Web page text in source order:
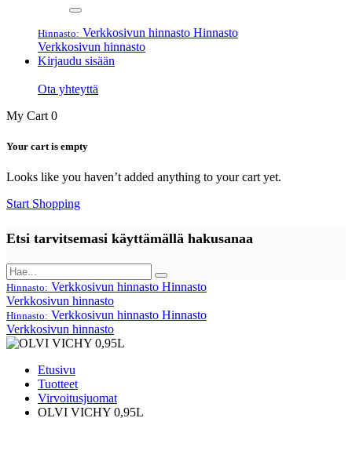
Hinnasto: Verkkosivun hinnasto Hinnasto
Verkkosivun hinnasto
Kirjaudu sisään
Ota yhteyttä
My Cart 0
Your cart is empty
Looks like you haven’t added anything to your cart yet.
Start Shopping
Etsi tarvitsemasi käyttämällä hakusanaa
Hinnasto: Verkkosivun hinnasto Hinnasto
Verkkosivun hinnasto
Hinnasto: Verkkosivun hinnasto Hinnasto
Verkkosivun hinnasto
Etusivu
Tuotteet
Virvoitusjuomat
OLVI VICHY 0,95L